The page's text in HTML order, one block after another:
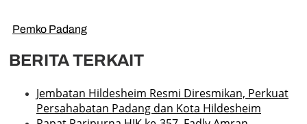
Pemko Padang
BERITA TERKAIT
Jembatan Hildesheim Resmi Diresmikan, Perkuat
Persahabatan Padang dan Kota Hildesheim